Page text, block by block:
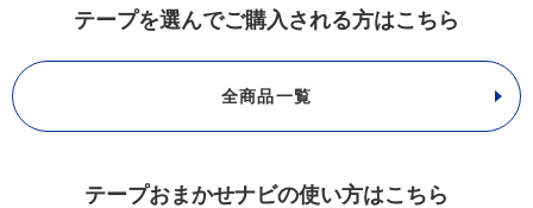
テープを選んでご購入される方はこちら
全商品一覧
テープおまかせナビの使い方はこちら